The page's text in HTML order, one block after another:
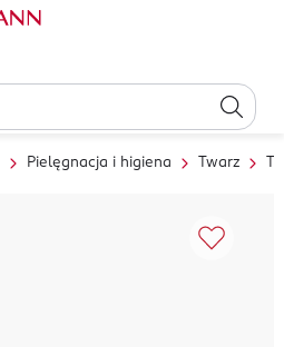
Pielęgnacja i higiena Twarz